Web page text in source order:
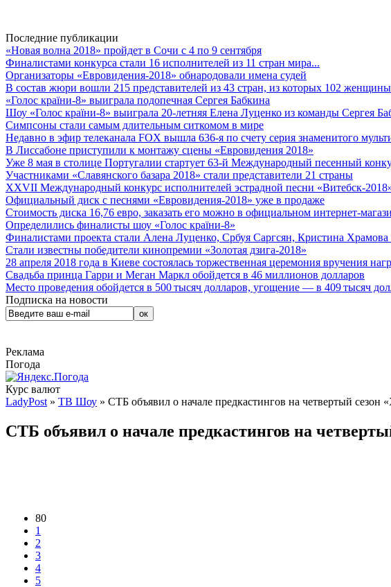
Последние публикации
«Новая волна 2018» пройдет в Сочи с 4 по 9 сентября
Финалистами конкурса стали 16 исполнителей из 11 стран мира...
Организаторы «Евровидения-2018» обнародовали имена судей
В состав жюри вошли 215 представителей из 43 стран, из которых 102
«Голос країни-8» выиграла подопечная Сергея Бабкина
Шоу «Голос країни-8» выиграла 20-летняя Елена Луценко из команды Сергея
Симпсоны стали самым длительным ситкомом в мире
Недавно в эфир телеканала FOX вышла 636-я по счету серия знаменитого
В Лиссабоне приступили к монтажу сцены «Евровидения 2018»
Уже 8 мая в столице Португалии стартует 63-й Международный песенный
Участниками «Славянского базара 2018» стали представители 21 страны
XXVII Международный конкурс исполнителей эстрадной песни «Витебск-
Официальный диск с песнями «Евровидения-2018» уже в продаже
Стоимость диска 16,76 евро, заказать его можно в официальном интернет-
Определились финалисты шоу «Голос країни-8»
Финалистами проекта стали Алена Луценко, Србуя Саргсян, Кристина
Стали известны победители кинопремии «Золотая дзига-2018»
28 апреля 2018 года в Киеве состоялась торжественная церемония вручения
Свадьба принца Гарри и Меган Маркл обойдется в 46 миллионов долларов
Место проведения обойдется в 500 тысяч долларов, угощение — в 409 тысяч
Подписка на новости
Реклама
Погода
Курс валют
LadyPost » ТВ Шоу » СТБ объявил о начале предкастингов на четвертый сезон
СТБ объявил о начале предкастингов на
80
1
2
3
4
5